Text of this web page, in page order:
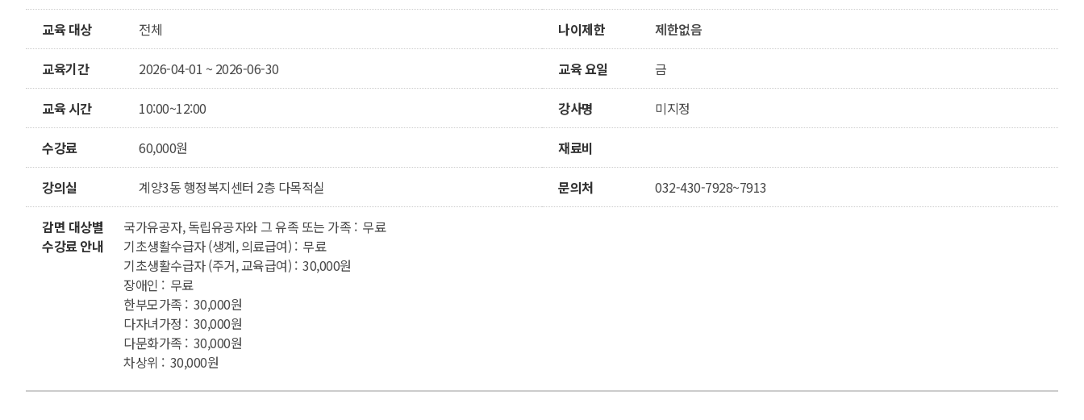
교육 대상 전체 나이제한 제한없음
교육기간 2026-04-01 ~ 2026-06-30 교육 요일 금
교육 시간 10:00~12:00 강사명 미지정
수강료 60,000원 재료비
강의실 계양3동 행정복지센터 2층 다목적실 문의처 032-430-7928~7913
감면 대상별
수강료 안내
국가유공자, 독립유공자와 그 유족 또는 가족 : 무료
기초생활수급자 (생계, 의료급여) : 무료
기초생활수급자 (주거, 교육급여) : 30,000원
장애인 : 무료
한부모가족 : 30,000원
다자녀가정 : 30,000원
다문화가족 : 30,000원
차상위 : 30,000원